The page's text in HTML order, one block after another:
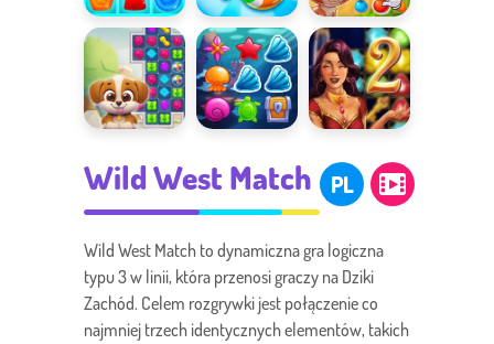
Candy Match Candy Rain 6 Yummy Tales
Story
nocy 2
Wild West Match PL
Wild West Match to dynamiczna gra logiczna
typu 3 w linii, która przenosi graczy na Dziki
Zachód. Celem rozgrywki jest połączenie co
najmniej trzech identycznych elementów, takich